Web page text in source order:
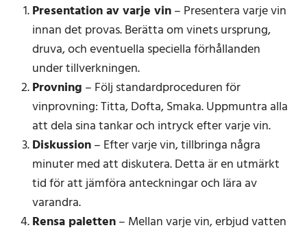
Presentation av varje vin– Presentera varje vin
innan det provas. Berätta om vinets ursprung,
druva, och eventuella speciella förhållanden
under tillverkningen.
Provning – Följ standardproceduren för
vinprovning: Titta, Dofta, Smaka. Uppmuntra alla
att dela sina tankar och intryck efter varje vin.
Diskussion– Efter varje vin, tillbringa några
minuter med att diskutera. Detta är en utmärkt
tid för att jämföra anteckningar och lära av
varandra.
Rensa paletten– Mellan varje vin, erbjud vatten